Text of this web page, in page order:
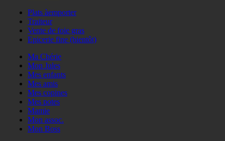
Plats àemporter
Traiteur
Vente de foie gras
Epicerie fine (bientôt)
Ma Chérie
Mon Jules
Mes enfants
Mes amis
Mes copines
Mes potes
Mamie
Mon assoc.
Mon Boss